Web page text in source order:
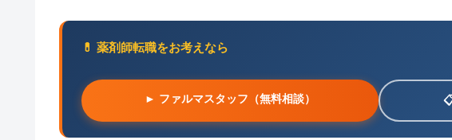
💊 薬剤師転職をお考えなら
► ファルマスタッフ（無料相談）